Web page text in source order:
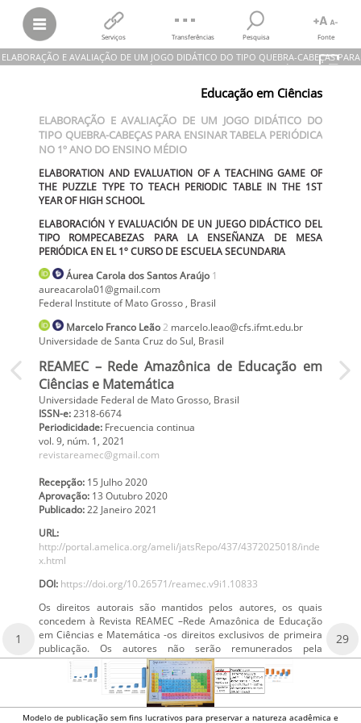
Serviços Transferências Pesquisa Fonte
ELABORAÇÃO E AVALIAÇÃO DE UM JOGO DIDÁTICO DO TIPO QUEBRA-CABEÇAS PARA
ENSINAR TABELA PERIÓDICA NO 1º ANO DO ENSINO MÉDIO
Áurea Carola dos Santos Araújo; Marcelo Franco Leão
ELABORAÇÃO E AVALIAÇÃO DE UM JOGO DIDÁTICO DO TIPO
QUEBRA-CABEÇAS PARA ENSINAR TABELA PERIÓDICA NO 1º ANO DO
ENSINO MÉDIO
ELABORATION AND EVALUATION OF A TEACHING GAME OF THE
SCHOOL
ELABORACIÓN Y EVALUACIÓN DE UN JUEGO DIDÁCTICO DEL TIPO
ROMPECABEZAS PARA LA ENSEÑANZA DE MESA PERIÓDICA EN EL 1º
CURSO DE ESCUELA SECUNDARIA
REAMEC – Rede Amazônica de Educação em Ciências e Matemática,
vol.9, núm. 1, 2021
Universidade Federal de Mato Grosso
Educação em Ciências
ELABORAÇÃO E AVALIAÇÃO DE UM JOGO DIDÁTICO DO
TIPO QUEBRA-CABEÇAS PARA ENSINAR TABELA PERIÓDICA
NO 1º ANO DO ENSINO MÉDIO
ELABORATION AND EVALUATION OF A TEACHING GAME OF
THE PUZZLE TYPE TO TEACH PERIODIC TABLE IN THE 1ST
YEAR OF HIGH SCHOOL
ELABORACIÓN Y EVALUACIÓN DE UN JUEGO DIDÁCTICO DEL
TIPO ROMPECABEZAS PARA LA ENSEÑANZA DE MESA
PERIÓDICA EN EL 1º CURSO DE ESCUELA SECUNDARIA
Áurea Carolados Santos Araújo 1
aureacarola01@gmail.com
Federal Institute of Mato Grosso , Brasil
Marcelo Franco Leão2 marcelo.leao@cfs.ifmt.edu.br
Universidade de Santa Cruz do Sul, Brasil
REAMEC – Rede Amazônica de Educação em
Ciências e Matemática
Universidade Federal de Mato Grosso, Brasil
ISSN-e:2318-6674
Periodicidade: Frecuencia continua
vol. 9
, núm. 1, 2021
revistareamec@gmail.com
Recepção:
15 Julho 2020
Aprovação:
13 Outubro 2020
Publicado:
22 Janeiro 2021
URL:
http://portal.amelica.org/ameli/jatsRepo/437/4372025018/inde
x.html
DOI: https://doi.org/10.26571/reamec.v9i1.10833
Os direitos autorais são mantidos pelos autores, os quais
concedem à Revista REAMEC –Rede Amazônica de Educação
em Ciências e Matemática -os direitos exclusivos de primeira
publicação. Os autores não serão remunerados pela
1 29
Modelo de publicação sem fins lucrativos para preservar a natureza acadêmica e